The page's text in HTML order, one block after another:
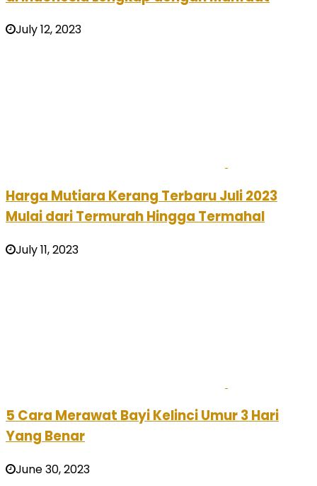
July 12, 2023
Harga Mutiara Kerang Terbaru Juli 2023
Mulai dari Termurah Hingga Termahal
July 11, 2023
5 Cara Merawat Bayi Kelinci Umur 3 Hari
Yang Benar
June 30, 2023